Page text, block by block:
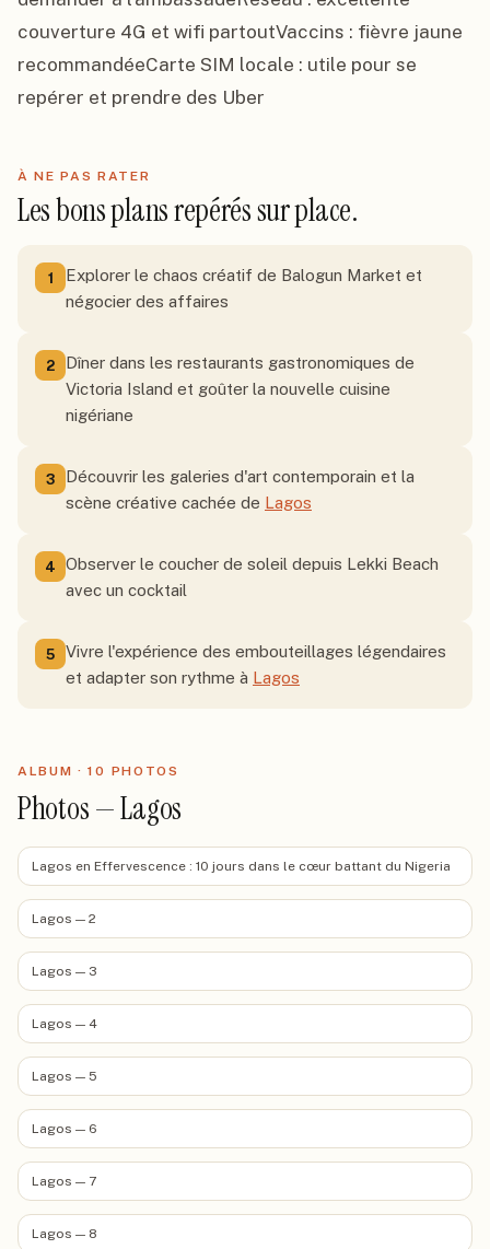
couverture 4G et wifi partoutVaccins : fièvre jaune
recommandéeCarte SIM locale : utile pour se
repérer et prendre des Uber
À NE PAS RATER
Les bons plans repérés sur place.
1
Explorer le chaos créatif de Balogun Market et
négocier des affaires
2
Dîner dans les restaurants gastronomiques de
Victoria Island et goûter la nouvelle cuisine
nigériane
3
Découvrir les galeries d'art contemporain et la
scène créative cachée de Lagos
4
Observer le coucher de soleil depuis Lekki Beach
avec un cocktail
5
Vivre l'expérience des embouteillages légendaires
et adapter son rythme à Lagos
ALBUM ·10 PHOTO S
Photos — Lagos
Lagos en Effervescence : 10 jours dans le cœur battant du Nigeria
Lagos — 2
Lagos — 3
Lagos — 4
Lagos — 5
Lagos — 6
Lagos — 7
Lagos — 8